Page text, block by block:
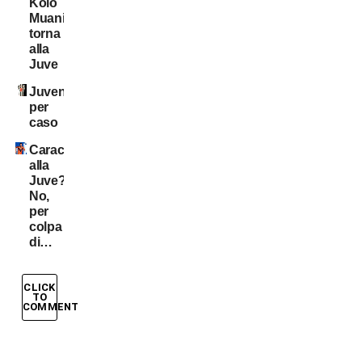
Kolo
Muani
torna
alla
Juve
Juventini
per
caso
Caracciolo
alla
Juve?
No,
per
colpa
di…
CLICK
TO
COMMENT